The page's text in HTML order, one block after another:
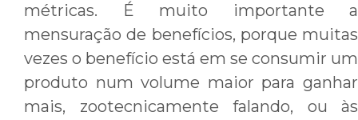
métricas. É muito importante a
mensuração de benefícios, porque muitas
vezes o benefício está em se consumir um
produto num volume maior para ganhar
mais, zootecnicamente falando, ou às